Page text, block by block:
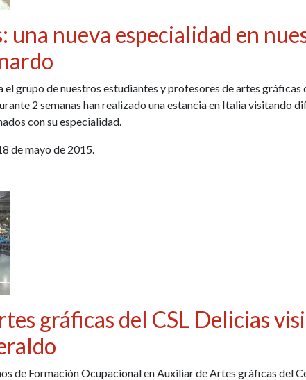
una nueva especialidad en
el grupo de nuestros estudiantes y profesores de artes gráficas
2 semanas han realizado una estancia en Italia visitando
con su especialidad.
de mayo de 2015.
gráficas del CSL Delicias
de Formación Ocupacional en Auxiliar de Artes gráficas del